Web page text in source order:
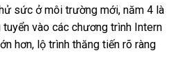
sức ở môi trường mới, năm 4 là
tuyển vào các chương trình Intern
hơn, lộ trình thăng tiến rõ ràng